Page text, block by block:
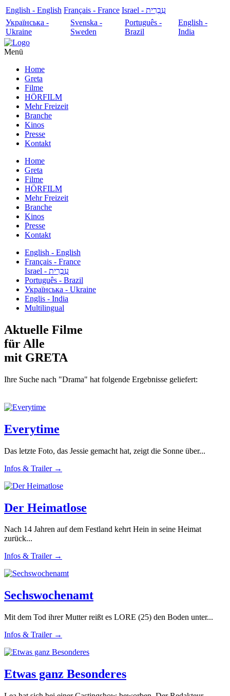
English - English Français - France
עִבְרִית - Israel
Українська -
Ukraine
Svenska -
Sweden
Português -
Brazil
English -
India
Menü
Home
Greta
Filme
HÖRFILM
Mehr Freizeit
Branche
Kinos
Presse
Kontakt
Home
Greta
Filme
HÖRFILM
Mehr Freizeit
Branche
Kinos
Presse
Kontakt
English - English
Français - France
עִבְרִית - Israel
Português - Brazil
Українська - Ukraine
Englis - India
Multilingual
Aktuelle Filme
für Alle
mit GRETA
Ihre Suche nach "Drama" hat folgende Ergebnisse geliefert:
Everytime
Das letzte Foto, das Jessie gemacht hat, zeigt die Sonne über...
Infos & Trailer →
Der Heimatlose
Nach 14 Jahren auf dem Festland kehrt Hein in seine Heimat
zurück...
Infos & Trailer →
Sechswochenamt
Mit dem Tod ihrer Mutter reißt es LORE (25) den Boden unter...
Infos & Trailer →
Etwas ganz Besonderes